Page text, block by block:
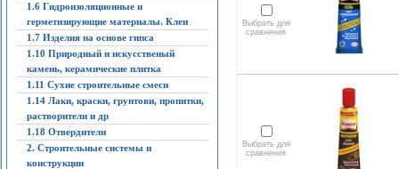
1.6 Гидроизоляционные и
герметизирующие материалы. Клеи
1.7 Изделия на основе гипса
1.10 Природный и искусственый
камень, керамические плитка
1.11 Сухие строительные смеси
1.14 Лаки, краски, грунтови, пропитки,
растворители и др
1.18 Отвердители
2. Строительные системы и
конструкции
Выбрать для
сравнения
Выбрать для
сравнения